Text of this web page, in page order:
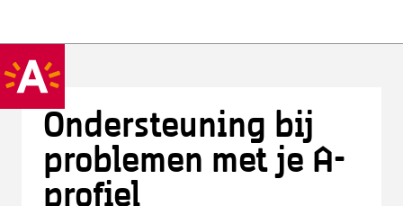
Ondersteuning bij
problemen met je A-
profiel